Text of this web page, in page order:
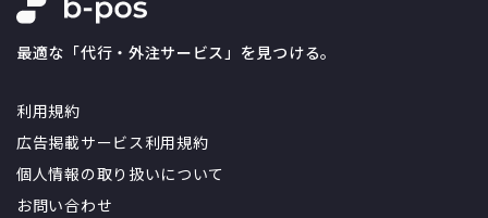
最適な「代行・外注サービス」を見つける。
利用規約
広告掲載サービス利用規約
個人情報の取り扱いについて
お問い合わせ